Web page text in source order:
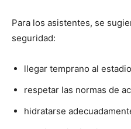
Para los asistentes, se
seguridad:
llegar temprano al estadio
respetar las normas de
hidratarse